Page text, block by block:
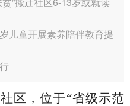
儿童开展素养陪伴教育提
社区，位于“省级示范